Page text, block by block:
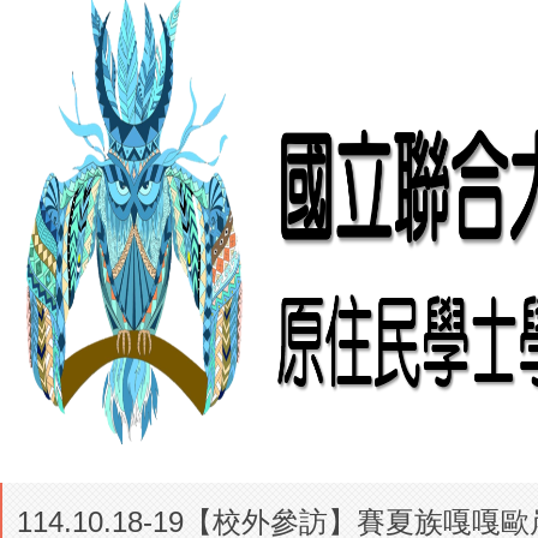
114.10.18-19【校外參訪】賽夏族嘎嘎歐